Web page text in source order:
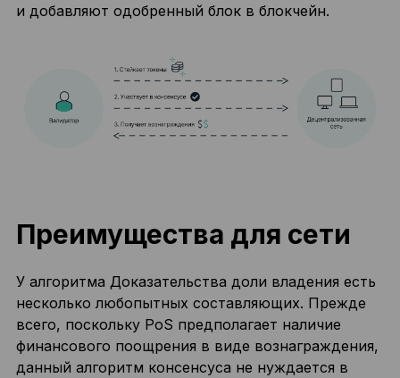
и добавляют одобренный блок в блокчейн.
Преимущества для сети
У алгоритма Доказательства доли владения есть
несколько любопытных составляющих. Прежде
всего, поскольку PoS предполагает наличие
финансового поощрения в виде вознаграждения,
данный алгоритм консенсуса не нуждается в